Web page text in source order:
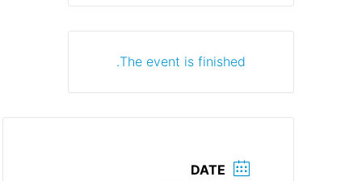
The event is finished.
DATE